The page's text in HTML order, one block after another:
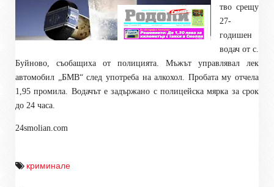
тво срещу
27-
годишен
водач от с.
Буйново, съобащиха от полицията. Мъжът управлявал лек
автомобил „БМВ“ след употреба на алкохол. Пробата му отчела
1,95 промила. Водачът е задържано с полицейска мярка за срок
до 24 часа.
24smolian.com
криминале